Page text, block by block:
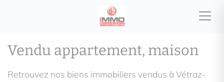
Vendu appartement, maison
Retrouvez nos biens immobiliers vendus à Vétraz-